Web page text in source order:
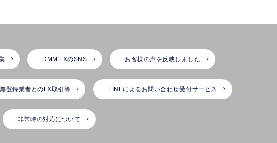
DMM FXのSNS お客様の声を反映しました
登録業者とのFX取引等 LINEによるお問い合わせ受付サービス
非常時の対応について